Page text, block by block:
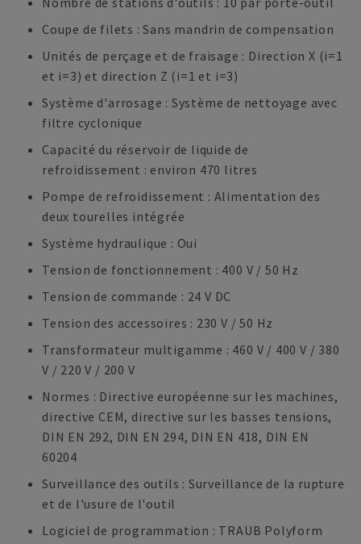
Coupe de filets : Sans mandrin de compensation
Unités de perçage et de fraisage : Direction X (i=1
et i=3) et direction Z (i=1 et i=3)
Système d'arrosage : Système de nettoyage avec
filtre cyclonique
Capacité du réservoir de liquide de
refroidissement : environ 470 litres
Pompe de refroidissement : Alimentation des
deux tourelles intégrée
Système hydraulique : Oui
Tension de fonctionnement : 400 V / 50 Hz
Tension de commande : 24 V DC
Tension des accessoires : 230 V / 50 Hz
Transformateur multigamme : 460 V / 400 V / 380
V / 220 V / 200 V
Normes : Directive européenne sur les machines,
directive CEM, directive sur les basses tensions,
DIN EN 292, DIN EN 294, DIN EN 418, DIN EN
60204
Surveillance des outils : Surveillance de la rupture
et de l'usure de l'outil
Logiciel de programmation : TRAUB Polyform